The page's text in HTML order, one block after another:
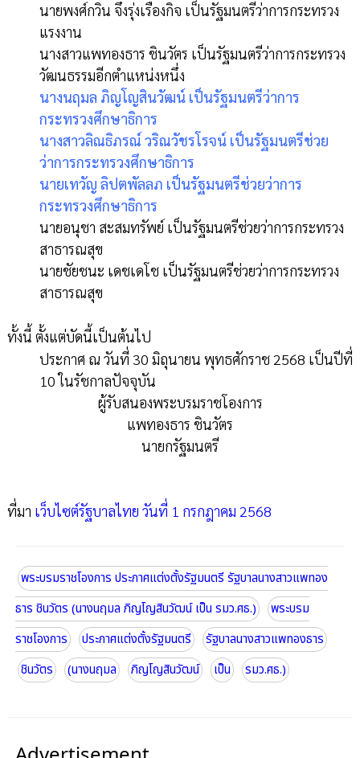
นายพงศ์กวิน จึงรุ่งเรืองกิจ เป็นรัฐมนตรีว่าการกระทรวง
แรงงาน
นางสาวแพทองธาร ชินวัตร เป็นรัฐมนตรีว่าการกระทรวง
วัฒนธรรมอีกตำแหน่งหนึ่ง
นางนฤมล ภิญโญสินวัฒน์ เป็นรัฐมนตรีว่าการ
กระทรวงศึกษาธิการ
นางสาวลิณธิภรณ์ วริณวัชรโรจน์ เป็นรัฐมนตรีช่วย
ว่าการกระทรวงศึกษาธิการ
นายเทวัญ ลิปตพัลลภ เป็นรัฐมนตรีช่วยว่าการ
กระทรวงศึกษาธิการ
นายอนุชา สะสมทรัพย์ เป็นรัฐมนตรีช่วยว่าการกระทรวง
สาธารณสุข
นายชัยชนะ เดชเดโช เป็นรัฐมนตรีช่วยว่าการกระทรวง
สาธารณสุข
ทั้งนี้ ตั้งแต่บัดนี้เป็นต้นไป
ประกาศ ณ วันที่ 30 มิถุนายน พุทธศักราช 2568 เป็นปีที่
10 ในรัชกาลปัจจุบัน
ผู้รับสนองพระบรมราชโองการ
แพทองธาร ชินวัตร
นายกรัฐมนตรี
ที่มา เว็บไซต์รัฐบาลไทย วันที่ 1 กรกฎาคม 2568
พระบรมราชโองการ ประกาศแต่งตั้งรัฐมนตรี รัฐบาลนางสาวแพทอง
ธาร ชินวัตร (นางนฤมล ภิญโญสินวัฒน์ เป็น รมว.ศธ.)
พระบรม
ราชโองการ
ประกาศแต่งตั้งรัฐมนตรี
รัฐบาลนางสาวแพทองธาร
ชินวัตร
(นางนฤมล ภิญโญสินวัฒน์ เป็น รมว.ศธ.)